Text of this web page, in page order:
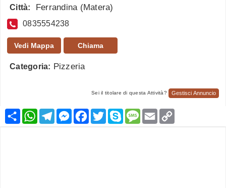
Città: Ferrandina (Matera)
0835554238
Vedi Mappa Chiama
Categoria: Pizzeria
Sei il titolare di questa Attività? Gestisci Annuncio
CondividiWhatsApp
TelegramMessenger
Facebook
TwitterSkypeMessage
Email